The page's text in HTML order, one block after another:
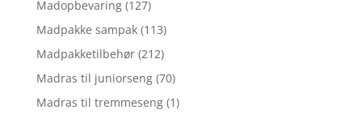
Madopbevaring (127)
Madpakke sampak (113)
Madpakketilbehør (212)
Madras til juniorseng (70)
Madras til tremmeseng (1)